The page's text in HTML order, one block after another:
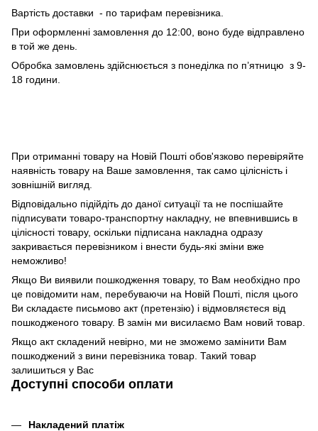
Вартість доставки - по тарифам перевізника.
При оформленні замовлення до 12:00, воно буде відправлено
в той же день.
Обробка замовлень здійснюється з понеділка по п’ятницю з 9-
18 години.
При отриманні товару на Новій Пошті обов'язково перевіряйте
наявність товару на Ваше замовлення, так само цілісність і
зовнішній вигляд.
Відповідально підійдіть до даної ситуації та не поспішайте
підписувати товаро-транспортну накладну, не впевнившись в
цілісності товару, оскільки підписана накладна одразу
закривається перевізником і внести будь-які зміни вже
неможливо!
Якщо Ви виявили пошкодження товару, то Вам необхідно про
це повідомити нам, перебуваючи на Новій Пошті, після цього
Ви складаєте письмово акт (претензію) і відмовляєтеся від
пошкодженого товару. В замін ми висилаємо Вам новий товар.
Якщо акт складений невірно, ми не зможемо замінити Вам
пошкоджений з вини перевізника товар. Такий товар
залишиться у Вас
Доступні способи оплати
Накладений платіж